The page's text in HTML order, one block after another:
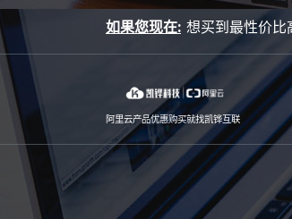
Skip
to
content
如果您现在:
阿里云产品优惠购买就找凯铧互联